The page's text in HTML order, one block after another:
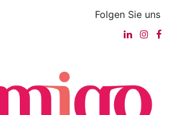
Folgen Sie uns